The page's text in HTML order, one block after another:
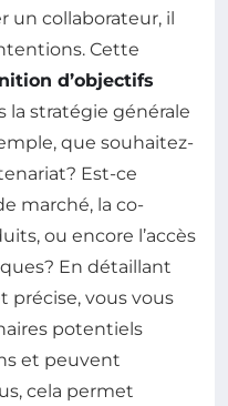
un collaborateur, il
Cette
d’objectifs
la stratégie générale
que souhaitez-
Est-ce
marché, la co-
ou encore l’accès
En détaillant
précise, vous vous
potentiels
et peuvent
cela permet